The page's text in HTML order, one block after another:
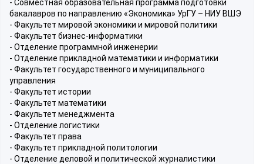
- Совместная образовательная программа подготовки
бакалавров по направлению «Экономика» УрГУ – НИУ ВШЭ
- Факультет мировой экономики и мировой политики
- Факультет бизнес-информатики
- Отделение программной инженерии
- Отделение прикладной математики и информатики
- Факультет государственного и муниципального
управления
- Факультет истории
- Факультет математики
- Факультет менеджмента
- Отделение логистики
- Факультет права
- Факультет прикладной политологии
- Отделение деловой и политической журналистики